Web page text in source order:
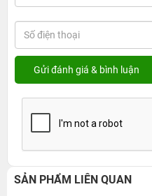
SẢN PHẨM LIÊN QUAN